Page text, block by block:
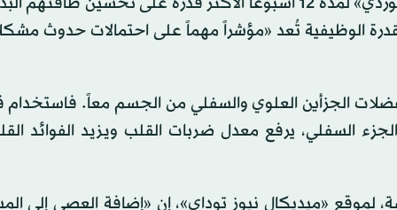
الوظيفية تُعد «مؤشراً مهماً على احتمالات حدوث
الجزأين العلوي والسفلي من الجسم معاً. فاستخدام
السفلي، يرفع معدل ضربات القلب ويزيد الفوائد
لموقع «ميديكال نيوز توداي»، إن «إضافة العصي إلى